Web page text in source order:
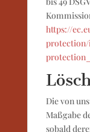
https://
Die von
Maßgabe
sobald